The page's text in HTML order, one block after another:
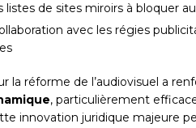
listes de sites miroirs à bloquer
avec les régies
la réforme de l’audiovisuel a
, particulièrement
innovation juridique majeure